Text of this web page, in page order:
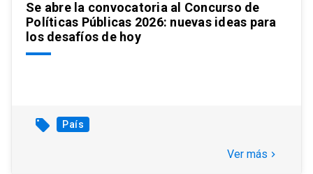
Se abre la convocatoria al Concurso de
Políticas Públicas 2026: nuevas ideas para
los desafíos de hoy
local_offer País
Ver más keyboard_arrow_right